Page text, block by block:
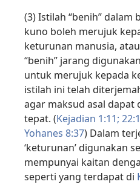
(3) Istilah “benih” dalam
kuno boleh merujuk
keturunan manusia,
“benih” jarang
untuk merujuk kepada
istilah ini telah
agar maksud asal dapat
tepat. (Kejadian 1:11;
Yohanes 8:37) Dalam
‘keturunan’ digunakan
mempunyai kaitan
seperti yang terdapat di